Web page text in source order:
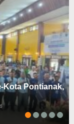
Kota Pontianak,